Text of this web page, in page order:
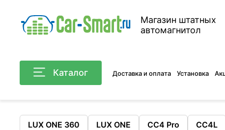
Магазин штатных
автомагнитол
Каталог Доставка и оплата Установка
LUX ONE 360 LUX ONE CC4 Pro CC4L